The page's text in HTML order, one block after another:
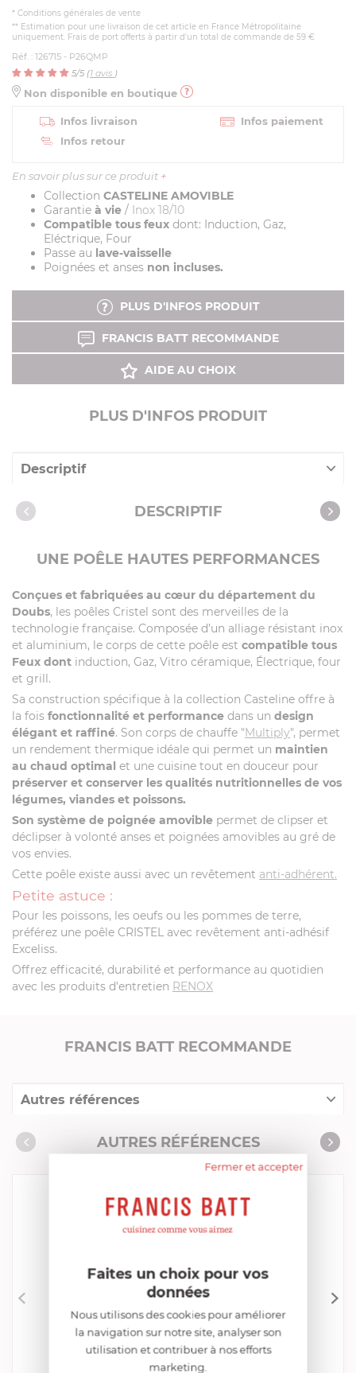
* Conditions générales de vente
** Estimation pour une livraison de cet article en France Métropolitaine
uniquement. Frais de port offerts à partir d'un total de commande de 59 €
Réf. : 126715 - P26QMP
5/5 (1 avis )
Non disponible en boutique
Infos livraison
Infos paiement
Infos retour
En savoir plus sur ce produit +
Collection CASTELINE AMOVIBLE
Garantie à vie / Inox 18/10
Compatible tous feux dont: Induction, Gaz,
Eléctrique, Four
Passe au lave-vaisselle
Poignées et anses non incluses.
PLUS D'INFOS PRODUIT
FRANCIS BATT RECOMMANDE
AIDE AU CHOIX
PLUS D'INFOS PRODUIT
Descriptif
Caractéristiques
Vidéos
DESCRIPTIF
UNE POÊLE HAUTES PERFORMANCES
Conçues et fabriquées au cœur du département du
Doubs, les poêles Cristel sont des merveilles de la
technologie française. Composée d’un alliage résistant inox
et aluminium, le corps de cette poêle est compatible tous
Feux dont induction, Gaz, Vitro céramique, Électrique, four
et grill.
Sa construction spécifique à la collection Casteline offre à
la fois fonctionnalité et performance dans un design
élégant et raffiné. Son corps de chauffe "Multiply", permet
un rendement thermique idéale qui permet un maintien
au chaud optimal et une cuisine tout en douceur pour
préserver et conserver les qualités nutritionnelles de vos
légumes, viandes et poissons.
Son système de poignée amovible permet de clipser et
déclipser à volonté anses et poignées amovibles au gré de
vos envies.
Cette poêle existe aussi avec un revêtement anti-adhérent.
Petite astuce :
Pour les poissons, les oeufs ou les pommes de terre,
préférez une poêle CRISTEL avec revêtement anti-adhésif
Exceliss.
Offrez efficacité, durabilité et performance au quotidien
avec les produits d'entretien RENOX
FRANCIS BATT RECOMMANDE
Autres références
Collection "Casteline Amovible"
Livres de cuisine
AUTRES RÉFÉRENCES
CRISTEL
Poêle 22 cm Inox Casteline Amovible
Fermer et accepter
Faites un choix pour vos
données
Nous utilisons des cookies pour améliorer
la navigation sur notre site, analyser son
utilisation et contribuer à nos efforts
marketing.